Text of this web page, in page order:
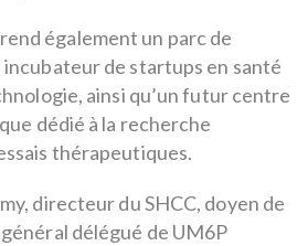
également un parc de
de startups en santé
ainsi qu’un futur centre
dédié à la recherche
thérapeutiques.
directeur du SHCC, doyen de
délégué de UM6P